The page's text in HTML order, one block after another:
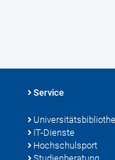
Service
IT-Dienste
Hochschulsport